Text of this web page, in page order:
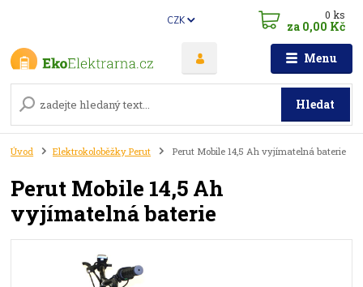
Menu
CZK
Hledat
0ks
za 0,00 Kč
Úvod Elektrokoloběžky Perut Perut Mobile 14,5 Ah vyjímatelná baterie
Perut Mobile 14,5 Ah
vyjímatelná baterie